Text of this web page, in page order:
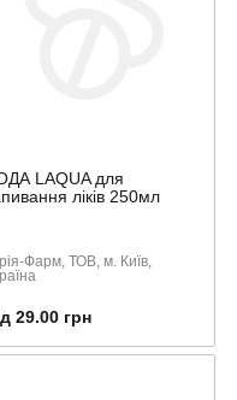
LAQUA для
ліків 250мл
Фарм, ТОВ, м. Київ,
29.00 грн